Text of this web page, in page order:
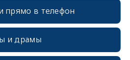
прямо в телефон
и драмы